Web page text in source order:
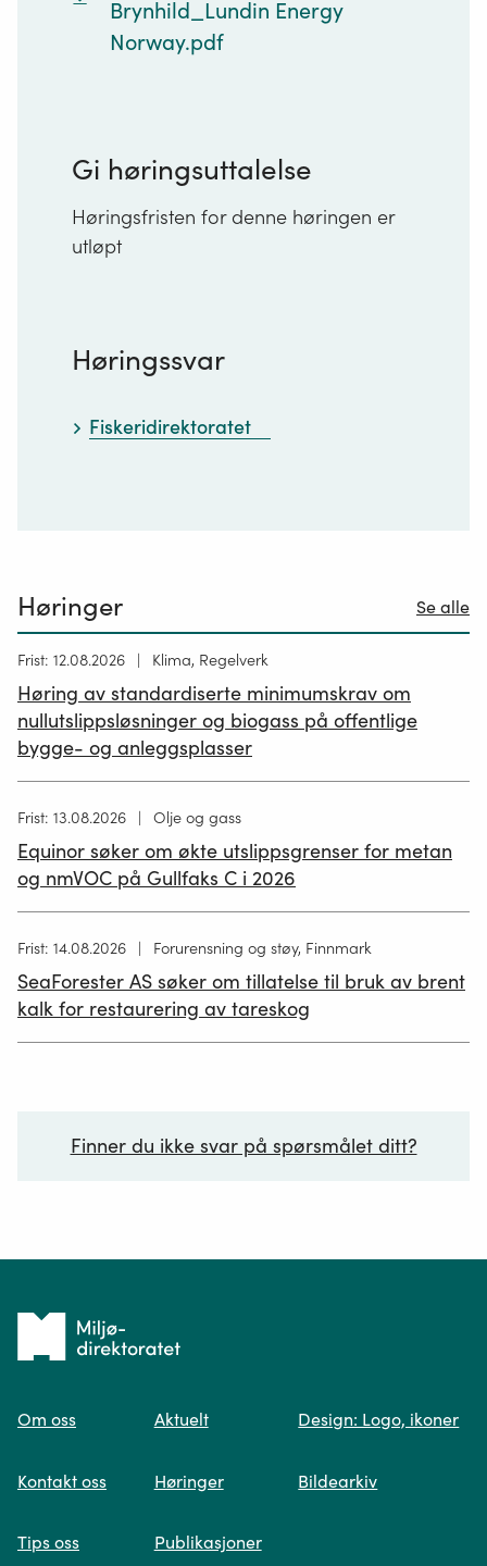
Brynhild_Lundin Energy
Norway.pdf
Gi høringsuttalelse
Høringsfristen for denne høringen er
utløpt
Høringssvar
Fiskeridirektoratet
Høringer Se alle
Høring
publisert
12.05.2026
Frist: 12.08.2026 Klima, Regelverk
Høring av standardiserte minimumskrav om
nullutslippsløsninger og biogass på offentlige
bygge- og anleggsplasser
Høring
publisert
02.07.2026
Frist: 13.08.2026 Olje og gass
Equinor søker om økte utslippsgrenser for metan
og nmVOC på Gullfaks C i 2026
Høring
publisert
19.06.2026
Frist: 14.08.2026 Forurensning og støy, Finnmark
SeaForester AS søker om tillatelse til bruk av brent
kalk for restaurering av tareskog
Finner du ikke svar på spørsmålet ditt?
Spør oss
søk og viser deg vår mest relevante
Tilbake
forsiden
Om oss
Kontakt oss
Tips oss
Aktuelt
Høringer
Publikasjoner
Design: Logo, ikoner
Bildearkiv